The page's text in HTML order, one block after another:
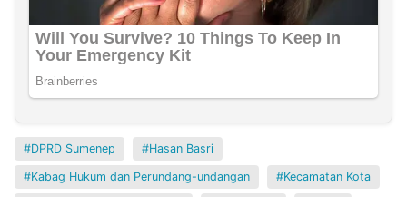
DPRD Sumenep Hasan Basri
Kabag Hukum dan Perundang-undangan Kecamatan Kota